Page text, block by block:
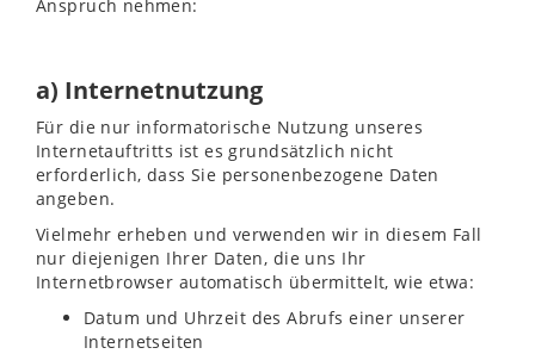
Anspruch nehmen:
a) Internetnutzung
Für die nur informatorische Nutzung unseres
Internetauftritts ist es grundsätzlich nicht
erforderlich, dass Sie personenbezogene Daten
angeben.
Vielmehr erheben und verwenden wir in diesem Fall
nur diejenigen Ihrer Daten, die uns Ihr
Internetbrowser automatisch übermittelt, wie etwa:
Datum und Uhrzeit des Abrufs einer unserer
Internetseiten